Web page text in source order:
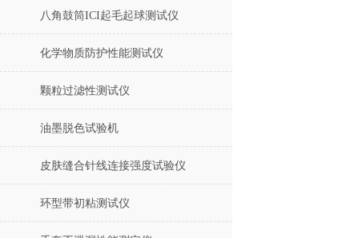
八角鼓筒ICI起毛起球测试仪
化学物质防护性能测试仪
颗粒过滤性测试仪
油墨脱色试验机
皮肤缝合针线连接强度试验仪
环型带初粘测试仪